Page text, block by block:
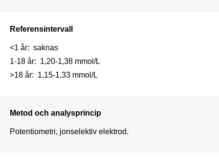
Referensintervall
<1 år:  saknas
1-18 år:  1,20-1,38 mmol/L
Metod och analysprincip
Potentiometri, jonselektiv elektrod.